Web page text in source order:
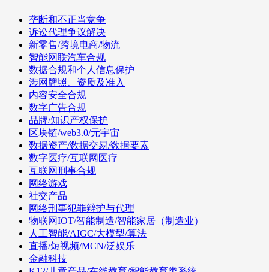
垄断和不正当竞争
诉讼代理争议解决
新零售/跨境电商/物流
智能网联汽车合规
数据合规和个人信息保护
涉网牌照、资质及准入
内容安全合规
数字广告合规
品牌/知识产权保护
区块链/web3.0/元宇宙
数据资产/数据交易/数据要素
数字医疗/互联网医疗
互联网刑事合规
网络游戏
社交产品
网络刑事犯罪辩护与代理
物联网IOT/智能制造/智能家居（制造业）
人工智能/AIGC/大模型/算法
直播/短视频/MCN/泛娱乐
金融科技